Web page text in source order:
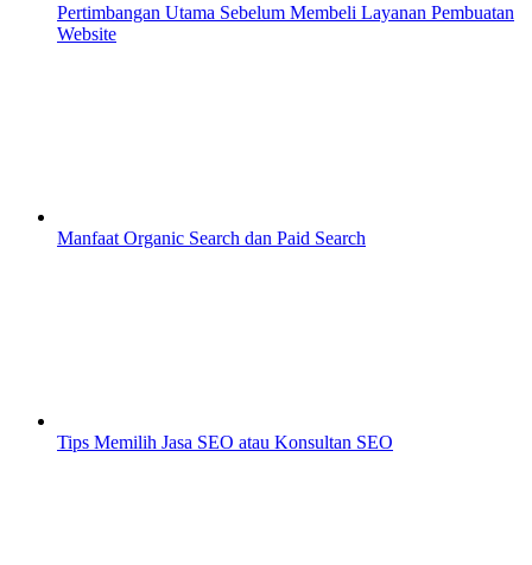
Pertimbangan Utama Sebelum Membeli Layanan Pembuatan
Website
Manfaat Organic Search dan Paid Search
Tips Memilih Jasa SEO atau Konsultan SEO